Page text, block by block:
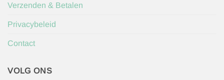
Verzenden & Betalen
Privacybeleid
Contact
VOLG ONS